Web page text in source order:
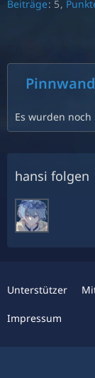
Beiträge 5
Pinnwand
Es wurden
hansi folgen
Unterstützer
Impressum